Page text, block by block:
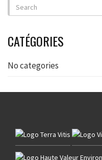
CATÉGORIES
No categories